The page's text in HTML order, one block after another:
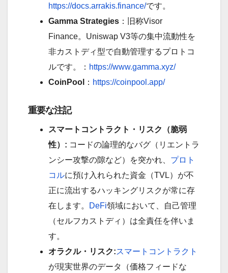
https://docs.arrakis.finance/です。
Gamma Strategies ：旧称Visor
Finance。Uniswap V3等の集中流動性を
非カストディ型で自動管理するプロトコ
ルです。： https://www.gamma.xyz/
CoinPool
： https://coinpool.app/
重要な注記
スマートコントラクト・リスク（脆弱
性）: コードの論理的なバグ（リエントラ
ンシー攻撃の隙など）を突かれ、 プロト
コルに預け入れられた資金（TVL）が不
正に流出するハッキングリスクが常に存
在します。
DeFi領域において、自己管理
（セルフカストディ）は全責任を伴いま
す。
オラクル・リスク:スマートコントラクト
が現実世界のデータ（価格フィードな